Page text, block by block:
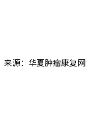
来源：华夏肿瘤康复网